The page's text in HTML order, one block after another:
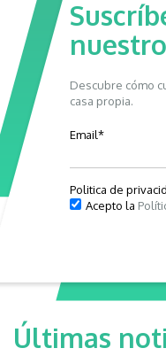
Descubre cómo
casa propia.
Email*
Politica de
Acepto la
Últimas